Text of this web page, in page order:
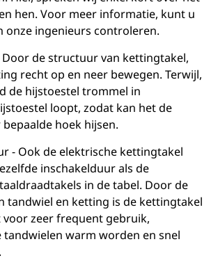
hen. Voor meer informatie, kunt u
onze ingenieurs controleren.
Door de structuur van kettingtakel,
recht op en neer bewegen. Terwijl,
de hijstoestel trommel in
loopt, zodat kan het de
hoek hijsen.
- Ook de elektrische kettingtakel
inschakelduur als de
in de tabel. Door de
tandwiel en ketting is de kettingtakel
voor zeer frequent gebruik,
warm worden en snel